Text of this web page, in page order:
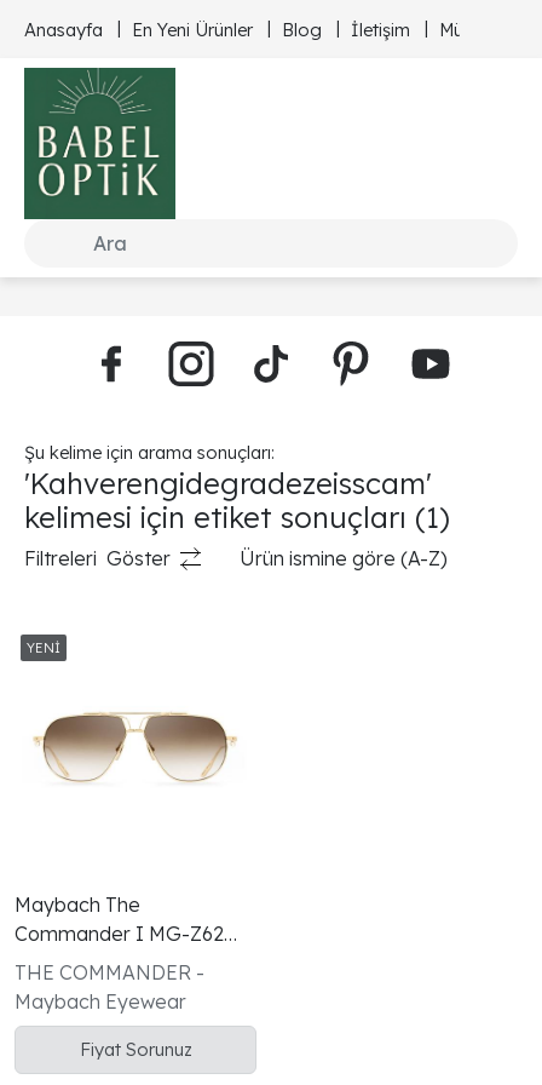
Anasayfa En Yeni Ürünler Blog İletişim Müşteri
Şu kelime için arama sonuçları:
'Kahverengidegradezeisscam'
kelimesi için etiket sonuçları (1)
Filtreleri Göster Ürün ismine göre (A-Z)
Maybach The
Commander I MG-Z62
22K Altın Kahverengi
Erkek Güneş Gözlüğü
THE COMMANDER -
Maybach Eyewear
Fiyat Sorunuz